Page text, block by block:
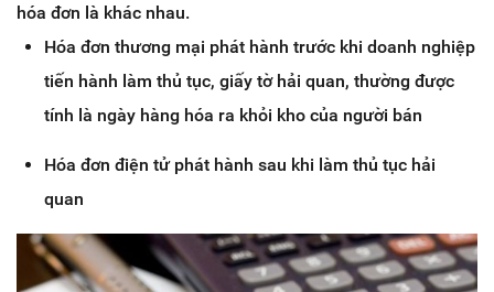
hóa đơn là khác nhau.
Hóa đơn thương mại phát hành trước khi doanh nghiệp
tiến hành làm thủ tục, giấy tờ hải quan, thường được
tính là ngày hàng hóa ra khỏi kho của người bán
Hóa đơn điện tử phát hành sau khi làm thủ tục hải
quan